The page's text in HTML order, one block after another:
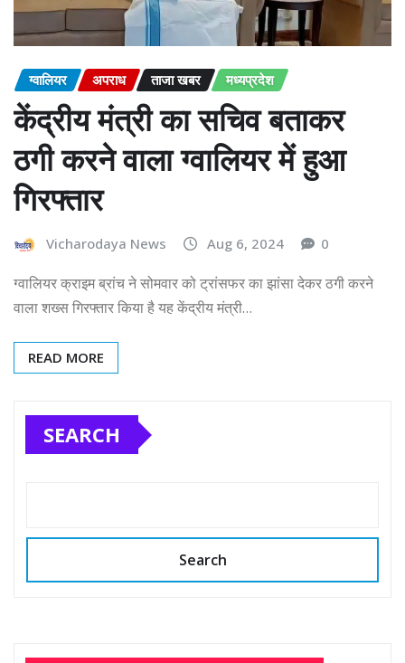
ग्वालियर अपराध ताजा खबर मध्यप्रदेश
केंद्रीय मंत्री का सचिव बताकर
ठगी करने वाला ग्वालियर में हुआ
गिरफ्तार
Vicharodaya News Aug 6, 2024 0
ग्वालियर क्राइम ब्रांच ने सोमवार को ट्रांसफर का झांसा देकर ठगी करने
वाला शख्स गिरफ्तार किया है यह केंद्रीय मंत्री…
READ MORE
SEARCH
Search